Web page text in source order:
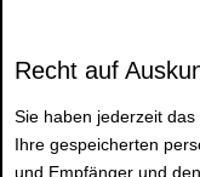
Recht auf
Sie haben jederzeit
Ihre gespeicherten
und Empfänger und